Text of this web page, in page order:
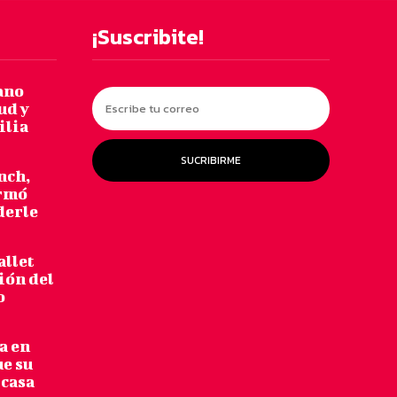
y
del
en
su
¡Suscribite!
SUCRIBIRME